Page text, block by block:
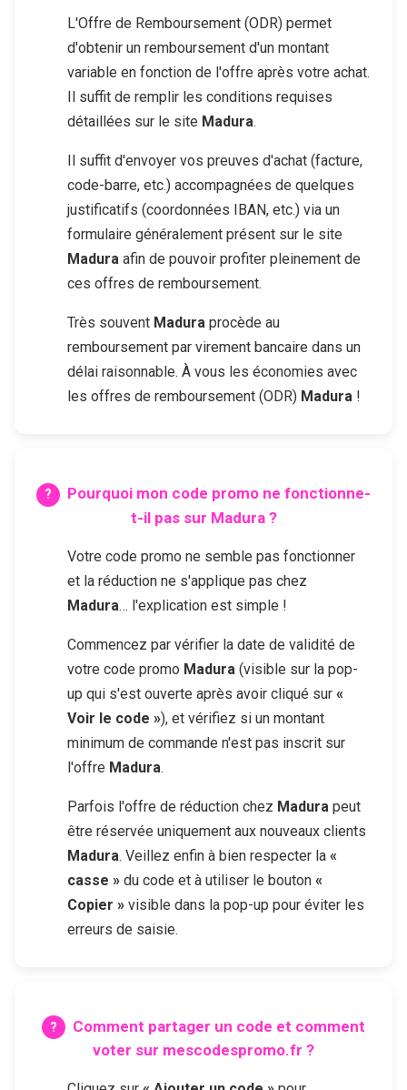
L'Offre de Remboursement (ODR) permet
d'obtenir un remboursement d'un montant
variable en fonction de l'offre après votre achat.
Il suffit de remplir les conditions requises
détaillées sur le site Madura.
Il suffit d'envoyer vos preuves d'achat (facture,
code-barre, etc.) accompagnées de quelques
justificatifs (coordonnées IBAN, etc.) via un
formulaire généralement présent sur le site
Madura afin de pouvoir profiter pleinement de
ces offres de remboursement.
Très souvent Madura procède au
remboursement par virement bancaire dans un
délai raisonnable. À vous les économies avec
les offres de remboursement (ODR) Madura !
Pourquoi mon code promo ne fonctionne-
t-il pas sur Madura?
Votre code promo ne semble pas fonctionner
et la réduction ne s'applique pas chez
Madura… l'explication est simple !
Commencez par vérifier la date de validité de
votre code promo Madura (visible sur la pop-
up qui s'est ouverte après avoir cliqué sur «
Voir le code »), et vérifiez si un montant
minimum de commande n'est pas inscrit sur
l'offre Madura.
Parfois l'offre de réduction chez Madura peut
être réservée uniquement aux nouveaux clients
Madura. Veillez enfin à bien respecter la «
casse » du code et à utiliser le bouton «
Copier » visible dans la pop-up pour éviter les
erreurs de saisie.
Comment partager un code et comment
voter sur mescodespromo.fr ?